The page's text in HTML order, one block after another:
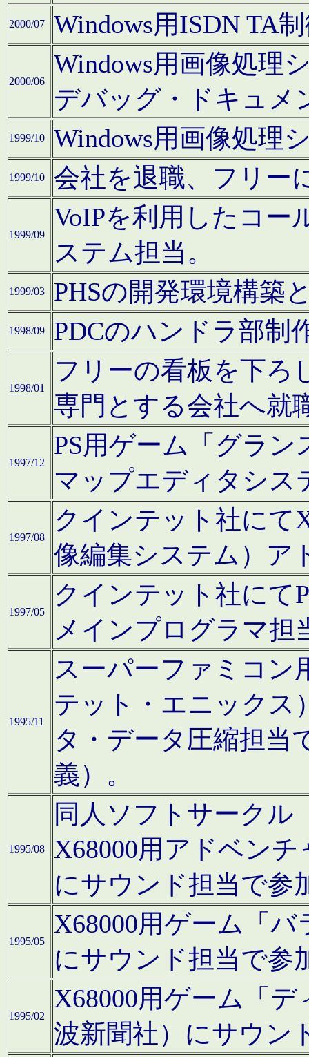
2000/07 Windows用ISDN TA
2000/06
Windows用画像処理
デバッグ・ドキュメ
1999/10 Windows用画像処理
1999/10 会社を退職、フリー
1999/09
VoIPを利用したコー
ステム担当。
1999/03 PHSの開発環境構築
1998/09 PDCのハンドラ部制
1998/01
フリーの看板を下ろ
専門とする会社へ就
1997/12
PS用ゲーム「グラン
マップエディタシス
1997/08
クインテット社にて
像編集システム）ア
1997/05
クインテット社にて
メインプログラマ担
1995/11
スーパーファミコン
テット・エニックス
タ・データ圧縮担当
義）。
1995/08
同人ソフトサークル
X68000用アドベン
にサウンド担当で参
1995/05
X68000用ゲーム「
にサウンド担当で参
1995/02
X68000用ゲーム「
波新聞社）にサウン